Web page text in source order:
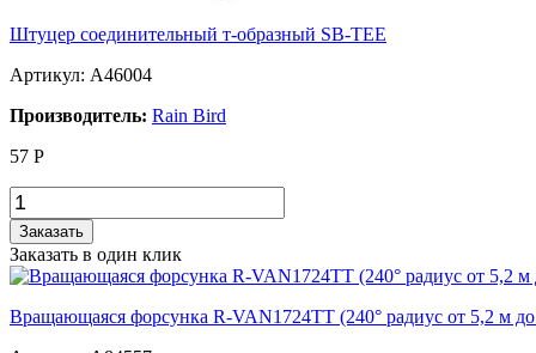
Штуцер соединительный т-образный SB-TEE
Артикул: A46004
Производитель: Rain Bird
57 Р
Заказать
Заказать в один клик
Вращающаяся форсунка R-VAN1724TT (240° радиус от 5,2 м